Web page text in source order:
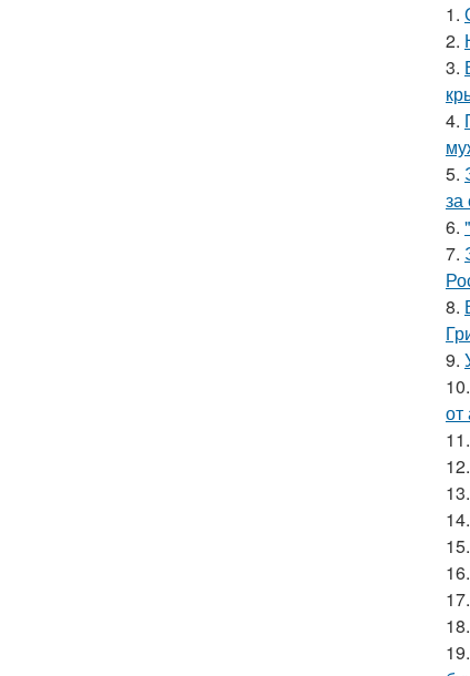
1.
2.
3.
4.
5.
за
6.
7.
8.
9.
10.
от
11.
12.
13.
14.
15.
16.
17.
18.
19.